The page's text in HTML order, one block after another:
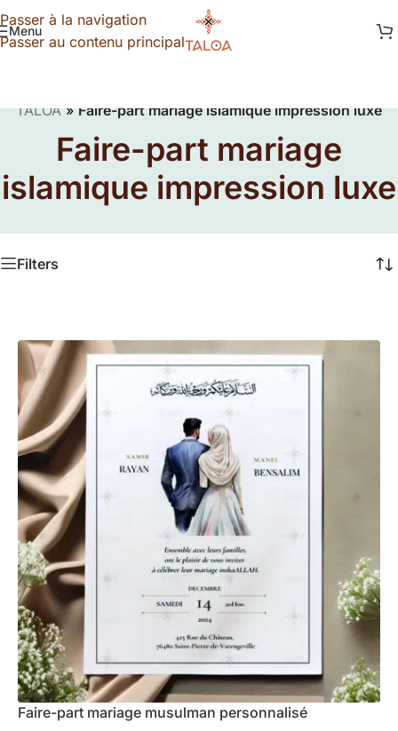
Passer à la navigation
Passer au contenu principal
Menu
TALOA»Faire-part mariage islamique impression luxe
Faire-part mariage
islamique impression luxe
Filters
Faire-part mariage musulman personnalisé